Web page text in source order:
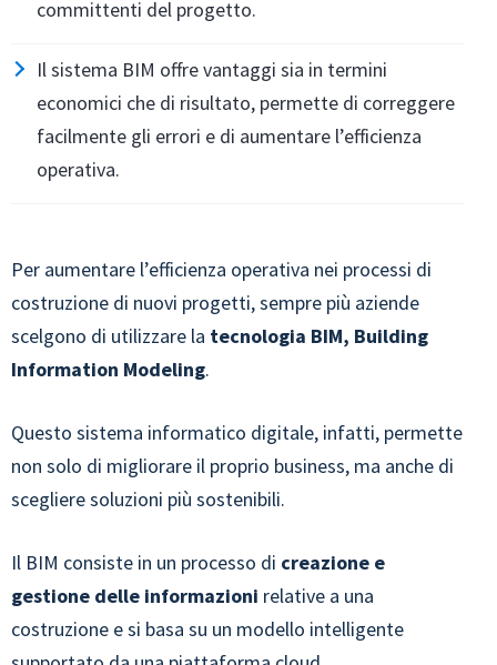
committenti del progetto.
Il sistema BIM offre vantaggi sia in termini
economici che di risultato, permette di correggere
facilmente gli errori e di aumentare l’efficienza
operativa.
Per aumentare l’efficienza operativa nei processi di
costruzione di nuovi progetti, sempre più aziende
scelgono di utilizzare la tecnologia BIM, Building
Information Modeling.
Questo sistema informatico digitale, infatti, permette
non solo di migliorare il proprio business, ma anche di
scegliere soluzioni più sostenibili.
Il BIM consiste in un processo di creazione e
gestione delle informazioni relative a una
costruzione e si basa su un modello intelligente